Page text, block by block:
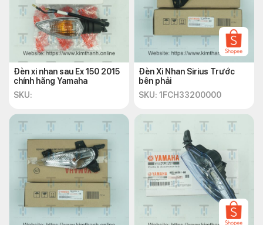
Đèn xi nhan sau Ex 150 2015
chính hãng Yamaha
SKU:
Đèn Xi Nhan Sirius Trước
bên phải
SKU: 1FCH33200000